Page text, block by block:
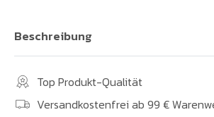
Beschreibung
Top Produkt-Qualität
Versandkostenfrei ab 99 €